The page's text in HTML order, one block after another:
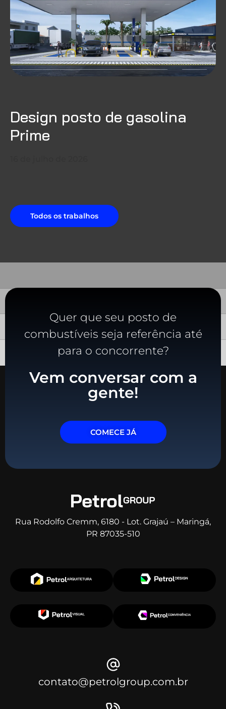
Design posto de gasolina
Prime
Todos os trabalhos
Quer que seu posto de
combustíveis seja referência até
para o concorrente?
Vem conversar com a
gente!
COMECE JÁ
Rua Rodolfo Cremm, 6180 - Lot. Grajaú – Maringá,
PR 87035-510
contato@petrolgroup.com.br